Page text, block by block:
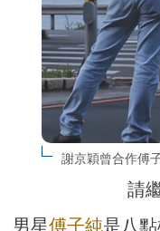
謝京穎曾合作傅
請
男星傅子純是八